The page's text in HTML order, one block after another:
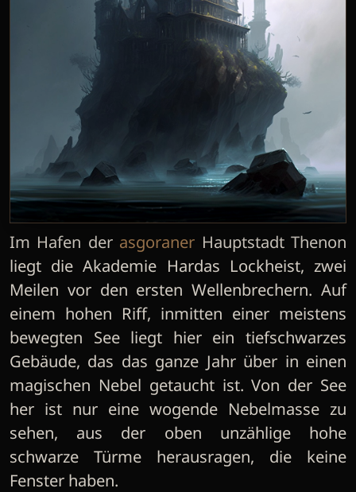
Im Hafen der asgoraner Hauptstadt Thenon
liegt die Akademie Hardas Lockheist, zwei
Meilen vor den ersten Wellenbrechern. Auf
einem hohen Riff, inmitten einer meistens
bewegten See liegt hier ein tiefschwarzes
Gebäude, das das ganze Jahr über in einen
magischen Nebel getaucht ist. Von der See
her ist nur eine wogende Nebelmasse zu
sehen, aus der oben unzählige hohe
schwarze Türme herausragen, die keine
Fenster haben.